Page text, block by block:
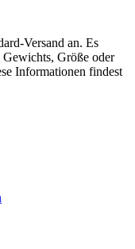
Versand an. Es
Größe oder
Informationen findest